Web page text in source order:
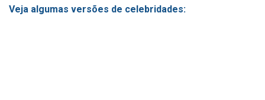
Veja algumas versões de celebridades: